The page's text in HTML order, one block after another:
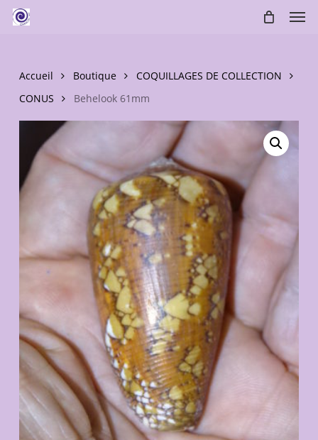
main
Accueil Boutique
COQUILLAGES DE COLLECTION
CONUS
Behelook 61mm